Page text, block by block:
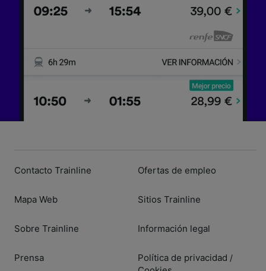
Contacto Trainline
Mapa Web
Sobre Trainline
Prensa
Ofertas de empleo
Sitios Trainline
Información legal
Política de privacidad /